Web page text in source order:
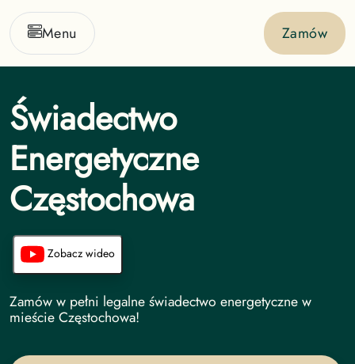
Menu Zamów
Świadectwo
Energetyczne
Częstochowa
Zobacz wideo
Świadectwo Energetyczne undefined
Zamów w pełni legalne świadectwo energetyczne w
mieście Częstochowa!